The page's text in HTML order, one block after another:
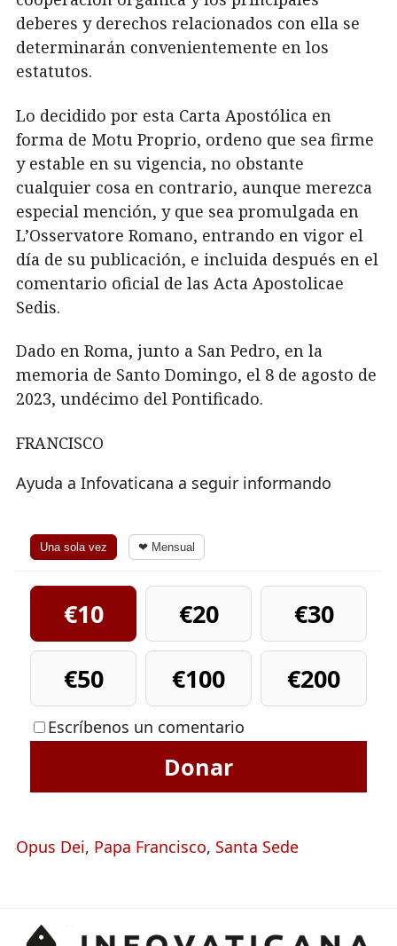
deberes y derechos relacionados con ella se
determinarán convenientemente en los
estatutos.
Lo decidido por esta Carta Apostólica en
forma de Motu Proprio, ordeno que sea firme
y estable en su vigencia, no obstante
cualquier cosa en contrario, aunque merezca
especial mención, y que sea promulgada en
L’Osservatore Romano, entrando en vigor el
día de su publicación, e incluida después en el
comentario oficial de las Acta Apostolicae
Sedis.
Dado en Roma, junto a San Pedro, en la
memoria de Santo Domingo, el 8 de agosto de
2023, undécimo del Pontificado.
FRANCISCO
Ayuda a Infovaticana a seguir informando
Una sola vez ❤ Mensual
€10 €20
€30
€50
€100 €200
Escríbenos un comentario
Donar
Opus Dei, Papa Francisco, Santa Sede